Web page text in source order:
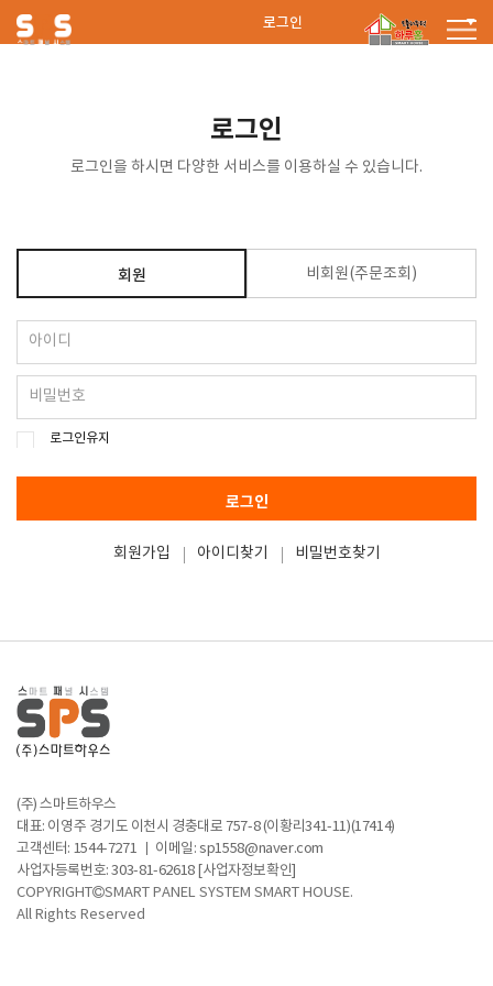
로그인
로그인
로그인을 하시면 다양한 서비스를 이용하실 수 있습니다.
회원 비회원(주문조회)
로그인유지
로그인
회원가입 아이디찾기 비밀번호찾기
(주) 스마트하우스
대표: 이영주 경기도 이천시 경충대로 757-8 (이황리341-11)(17414)
고객센터: 1544-7271 이메일:sp1558@naver.com
사업자등록번호: 303-81-62618 [사업자정보확인]
COPYRIGHT
SMART PANEL SYSTEM SMART HOUSE.
All Rights Reserved